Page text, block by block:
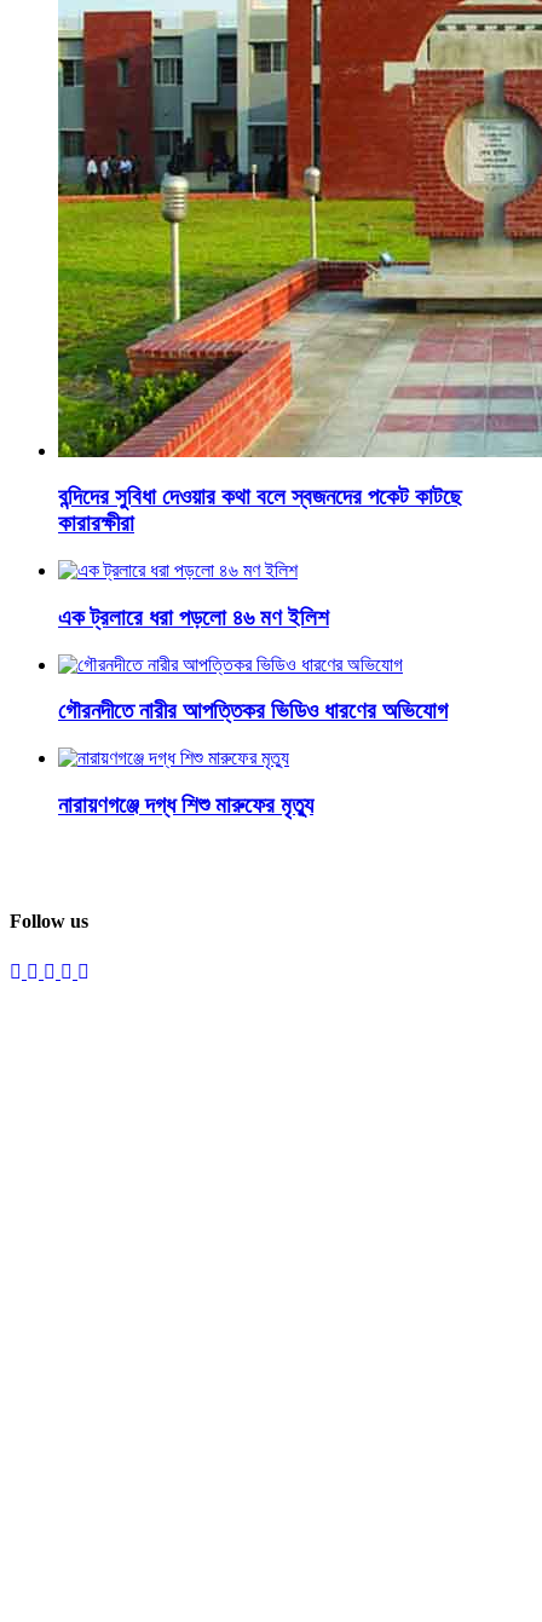
বন্দিদের সুবিধা দেওয়ার কথা বলে স্বজনদের পকেট কাটছে
কারারক্ষীরা
এক ট্রলারে ধরা পড়লো ৪৬ মণ ইলিশ
গৌরনদীতে নারীর আপত্তিকর ভিডিও ধারণের অভিযোগ
নারায়ণগঞ্জে দগ্ধ শিশু মারুফের মৃত্যু
Follow us